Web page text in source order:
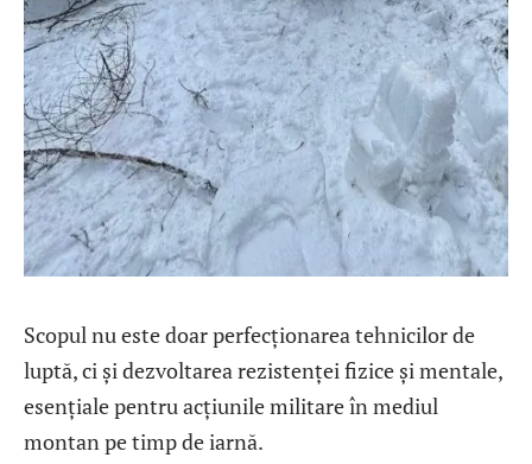
Scopul nu este doar perfecționarea tehnicilor de
luptă, ci și dezvoltarea rezistenței fizice și mentale,
esențiale pentru acțiunile militare în mediul
montan pe timp de iarnă.